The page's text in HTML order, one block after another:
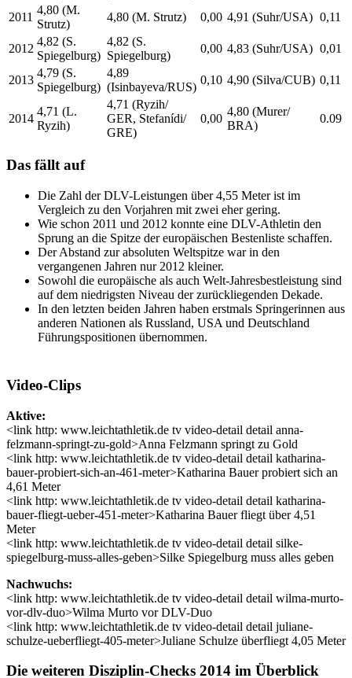
2011
4,80 (M.
Strutz)
4,80 (M. Strutz) 0,00 4,91 (Suhr/USA) 0,11
2012
4,82 (S.
Spiegelburg)
4,82 (S.
Spiegelburg)
0,00 4,83 (Suhr/USA) 0,01
2013
4,79 (S.
Spiegelburg)
4,89
(Isinbayeva/RUS)
0,10 4,90 (Silva/CUB) 0,11
2014
4,71 (L.
Ryzih)
4,71 (Ryzih/
GER, Stefanídi/
GRE)
0,00
4,80 (Murer/
BRA)
0.09
Das fällt auf
Die Zahl der DLV-Leistungen über 4,55 Meter ist im
Vergleich zu den Vorjahren mit zwei eher gering.
Wie schon 2011 und 2012 konnte eine DLV-Athletin den
Sprung an die Spitze der europäischen Bestenliste schaffen.
Der Abstand zur absoluten Weltspitze war in den
vergangenen Jahren nur 2012 kleiner.
Sowohl die europäische als auch Welt-Jahresbestleistung sind
auf dem niedrigsten Niveau der zurückliegenden Dekade.
In den letzten beiden Jahren haben erstmals Springerinnen aus
anderen Nationen als Russland, USA und Deutschland
Führungspositionen übernommen.
Video-Clips
Aktive:
<link http: www.leichtathletik.de tv video-detail detail anna-
felzmann-springt-zu-gold>Anna Felzmann springt zu Gold
<link http: www.leichtathletik.de tv video-detail detail katharina-
bauer-probiert-sich-an-461-meter>Katharina Bauer probiert sich an
4,61 Meter
<link http: www.leichtathletik.de tv video-detail detail katharina-
bauer-fliegt-ueber-451-meter>Katharina Bauer fliegt über 4,51
Meter
<link http: www.leichtathletik.de tv video-detail detail silke-
spiegelburg-muss-alles-geben>Silke Spiegelburg muss alles geben
Nachwuchs:
<link http: www.leichtathletik.de tv video-detail detail wilma-murto-
vor-dlv-duo>Wilma Murto vor DLV-Duo
<link http: www.leichtathletik.de tv video-detail detail juliane-
schulze-ueberfliegt-405-meter>Juliane Schulze überfliegt 4,05 Meter
Die weiteren Disziplin-Checks 2014 im Überblick